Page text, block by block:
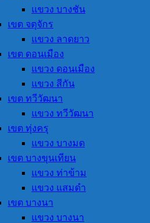
แขวง บางชัน
เขต จตุจักร
แขวง ลาดยาว
เขต ดอนเมือง
แขวง ดอนเมือง
แขวง สีกัน
เขต ทวีวัฒนา
แขวง ทวีวัฒนา
เขต ทุ่งครุ
แขวง บางมด
เขต บางขุนเทียน
แขวง ท่าข้าม
แขวง แสมดำ
เขต บางนา
แขวง บางนา